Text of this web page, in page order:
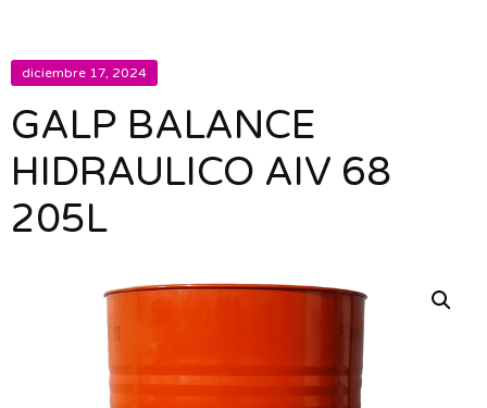
diciembre 17, 2024
GALP BALANCE
HIDRAULICO AIV 68
205L